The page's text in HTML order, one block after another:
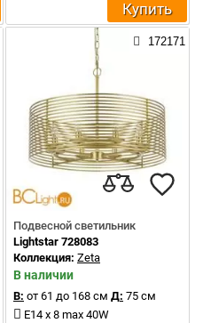
Купить
172171
Подвесной светильник
Lightstar 728083
Коллекция: Zeta
В наличии
В: от 61 до 168 см Д: 75 см
E14 x 8 max 40W